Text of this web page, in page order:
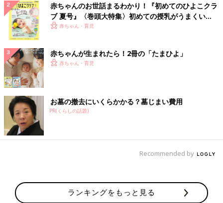
赤ちゃんのお世話まるわかり！『初めてのひよこクラ
ブ 夏号』〈巻頭大特集〉初めての授乳がうまくい
く！ おっぱい・ミルクの基本と夏のトラブル 解決テ
赤ちゃん・育児
赤ちゃんが生まれたら！2冊の「たまひよ」
赤ちゃん・育児
お墓の撤去にいくらかかる？墓じまい費用
PR(くらしの話題)
Recommended by
ランキングをもっと見る